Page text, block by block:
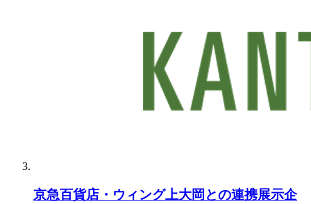
京急百貨店・ウィング上大岡との連携展示企